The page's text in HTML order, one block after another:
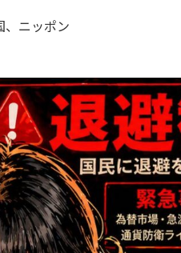
、ニッポン